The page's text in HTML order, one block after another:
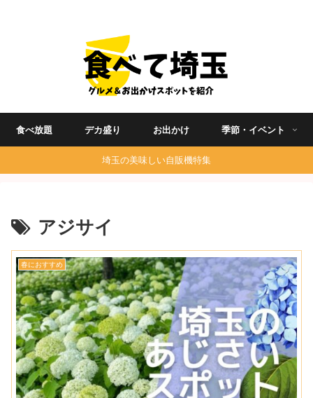
食べ放題 デカ盛り お出かけ 季節・イベント
埼玉の美味しい自販機特集
アジサイ
春におすすめ